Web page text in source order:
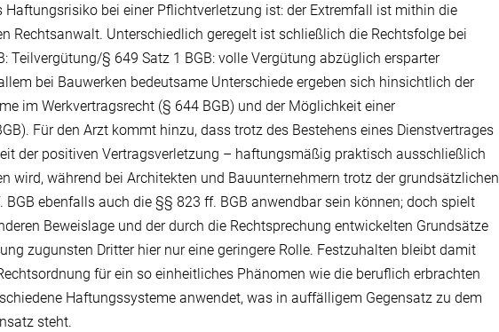
Haftungsrisiko bei einer Pflichtverletzung ist: der Extremfall ist mithin die
Rechtsanwalt. Unterschiedlich geregelt ist schließlich die Rechtsfolge bei
Teilvergütung/§ 649 Satz 1 BGB: volle Vergütung abzüglich ersparter
bei Bauwerken bedeutsame Unterschiede ergeben sich hinsichtlich der
im Werkvertragsrecht (§ 644 BGB) und der Möglichkeit einer
Für den Arzt kommt hinzu, dass trotz des Bestehens eines Dienstvertrages
der positiven Vertragsverletzung – haftungsmäßig praktisch ausschließlich
wird, während bei Architekten und Bauunternehmern trotz der grundsätzlichen
ebenfalls auch die §§ 823 ff. BGB anwendbar sein können; doch spielt
Beweislage und der durch die Rechtsprechung entwickelten Grundsätze
zugunsten Dritter hier nur eine geringere Rolle. Festzuhalten bleibt damit
für ein so einheitliches Phänomen wie die beruflich erbrachten
Haftungssysteme anwendet, was in auffälligem Gegensatz zu dem
steht.